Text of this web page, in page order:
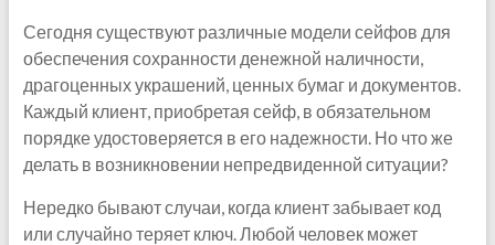
Сегодня существуют различные модели сейфов для
обеспечения сохранности денежной наличности,
драгоценных украшений, ценных бумаг и документов.
Каждый клиент, приобретая сейф, в обязательном
порядке удостоверяется в его надежности. Но что же
делать в возникновении непредвиденной ситуации?
Нередко бывают случаи, когда клиент забывает код
или случайно теряет ключ. Любой человек может